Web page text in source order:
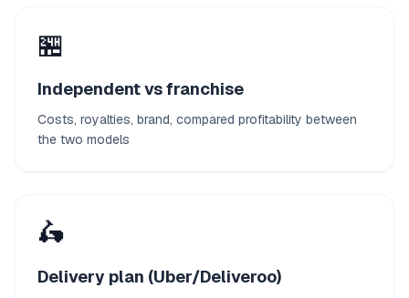
🏪
Independent vs franchise
Costs, royalties, brand, compared profitability between
the two models
🛵
Delivery plan (Uber/Deliveroo)